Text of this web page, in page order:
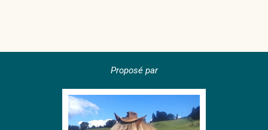
Proposé par